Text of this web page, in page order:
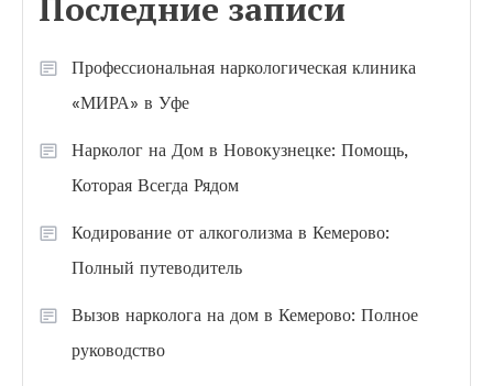
Последние записи
Профессиональная наркологическая клиника
«МИРА» в Уфе
Нарколог на Дом в Новокузнецке: Помощь,
Которая Всегда Рядом
Кодирование от алкоголизма в Кемерово:
Полный путеводитель
Вызов нарколога на дом в Кемерово: Полное
руководство